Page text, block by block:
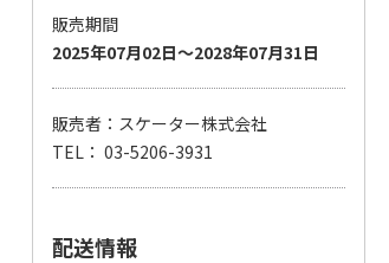
販売期間
2025年07月02日～2028年07月31日
販売者：スケーター株式会社
TEL： 03-5206-3931
配送情報